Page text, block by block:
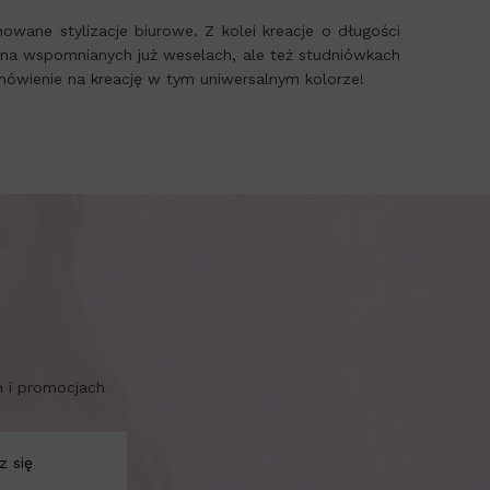
stylizacje biurowe. Z kolei kreacje o długości
wspomnianych już weselach, ale też studniówkach
na kreację w tym uniwersalnym kolorze!
i promocjach
się